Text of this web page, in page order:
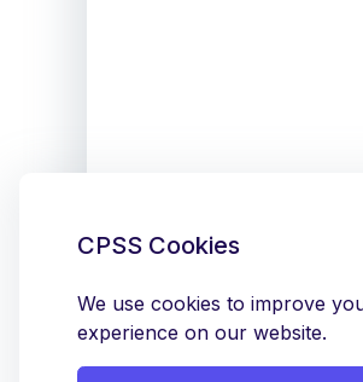
CPSS Cookies
We use cookies to improve
experience on our website.